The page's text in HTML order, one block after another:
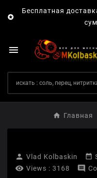

Бесплатная

Главная
 Vlad Kolbaskin 
 Views : 3168 